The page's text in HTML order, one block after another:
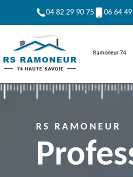
04 82 29 90 75 06 64
Ramoneur 74
RS RAMONEUR